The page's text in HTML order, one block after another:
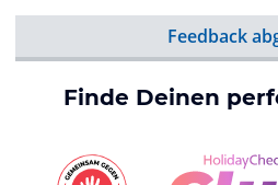
Feedback
Finde Deinen